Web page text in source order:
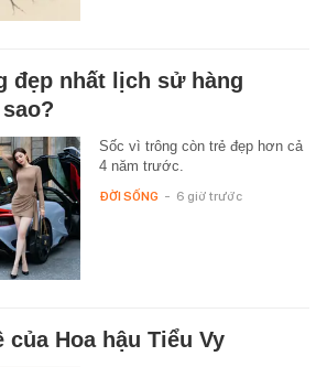
đẹp nhất lịch sử hàng
Sốc vì trông còn trẻ đẹp hơn cả
4 năm trước.
ĐỜI SỐNG - 6 giờ trước
của Hoa hậu Tiểu Vy